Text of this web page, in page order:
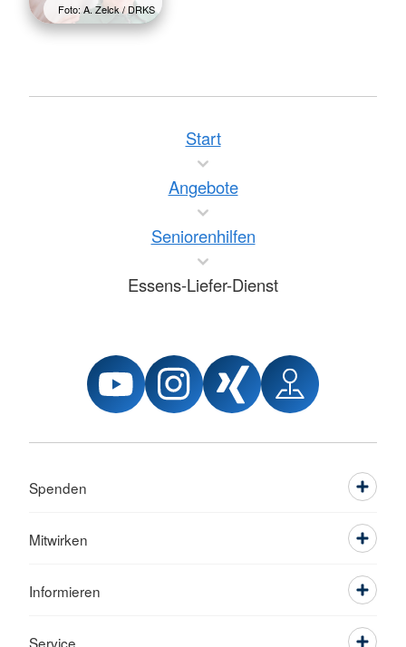
Foto: A. Zelck / DRKS
Start
Angebote
Seniorenhilfen
Essens-Liefer-Dienst
Spenden
Mitwirken
Informieren
Service